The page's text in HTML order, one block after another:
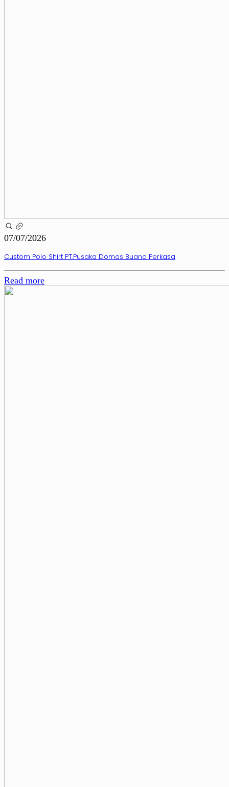
07/07/2026
Custom Polo Shirt PT.Pusaka Domas Buana Perkasa
Read more